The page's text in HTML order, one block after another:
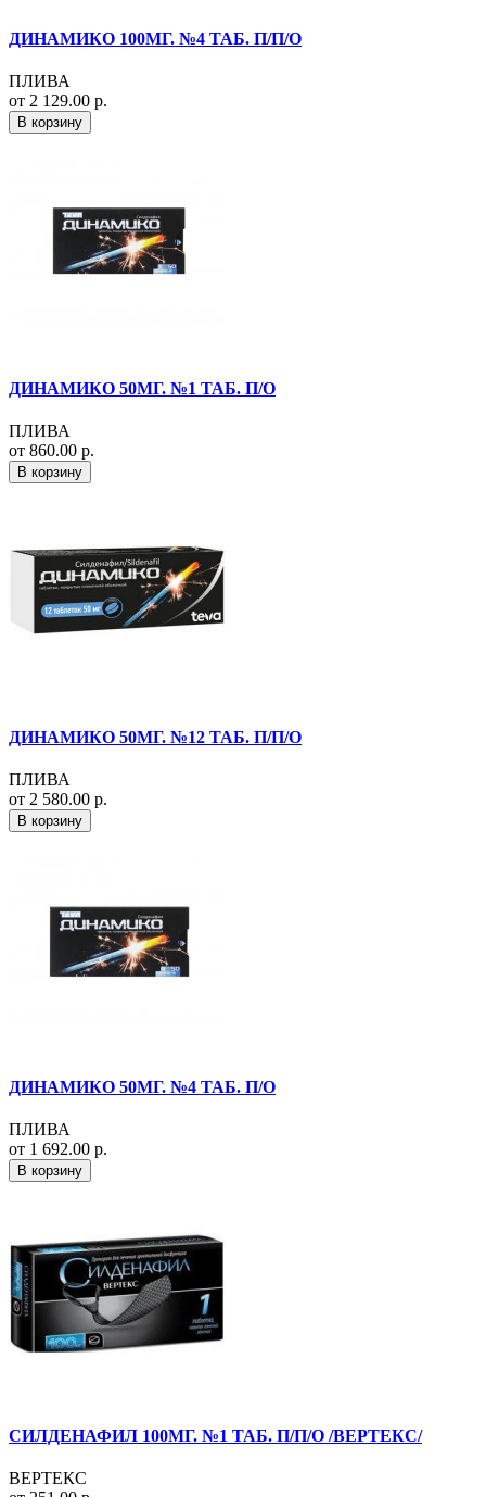
ДИНАМИКО 100МГ. №4 ТАБ. П/П/О
ПЛИВА
от 2 129.00 р.
В корзину
ДИНАМИКО 50МГ. №1 ТАБ. П/О
ПЛИВА
от 860.00 р.
В корзину
ДИНАМИКО 50МГ. №12 ТАБ. П/П/О
ПЛИВА
от 2 580.00 р.
В корзину
ДИНАМИКО 50МГ. №4 ТАБ. П/О
ПЛИВА
от 1 692.00 р.
В корзину
СИЛДЕНАФИЛ 100МГ. №1 ТАБ. П/П/О /ВЕРТЕКС/
ВЕРТЕКС